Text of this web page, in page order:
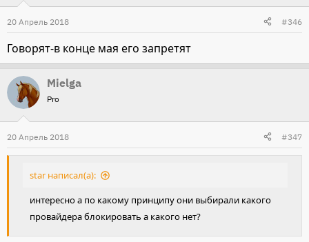
20 Апрель 2018 #346
Говорят-в конце мая его запретят
Mielga
Pro
20 Апрель 2018 #347
star написал(а):
интересно а по какому принципу они выбирали какого
провайдера блокировать а какого нет?